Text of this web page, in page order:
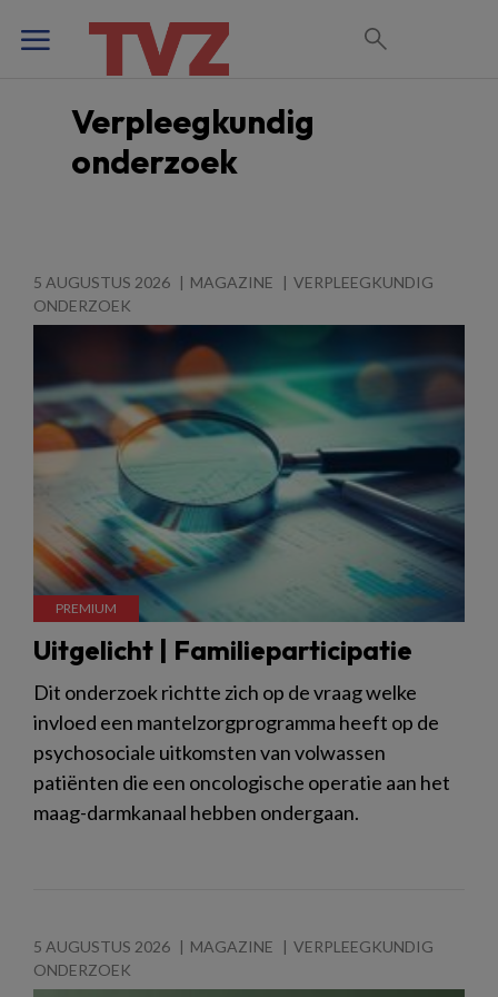
Verpleegkundig
onderzoek
5 AUGUSTUS 2026 MAGAZINE
VERPLEEGKUNDIG
ONDERZOEK
Uitgelicht | Familieparticipatie
Dit onderzoek richtte zich op de vraag welke
invloed een mantelzorgprogramma heeft op de
psychosociale uitkomsten van volwassen
patiënten die een oncologische operatie aan het
maag-darmkanaal hebben ondergaan.
5 AUGUSTUS 2026 MAGAZINE
VERPLEEGKUNDIG
ONDERZOEK